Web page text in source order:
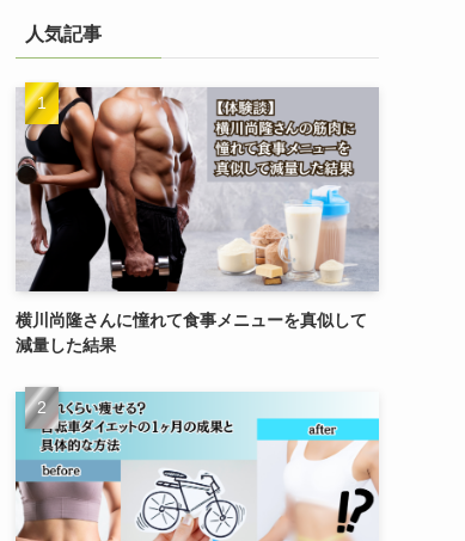
人気記事
横川尚隆さんに憧れて食事メニューを真似して
減量した結果